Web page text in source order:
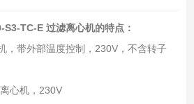
TC-E 过滤离心机的特点：
，带外部温度控制，230V，不含转子
心机，230V